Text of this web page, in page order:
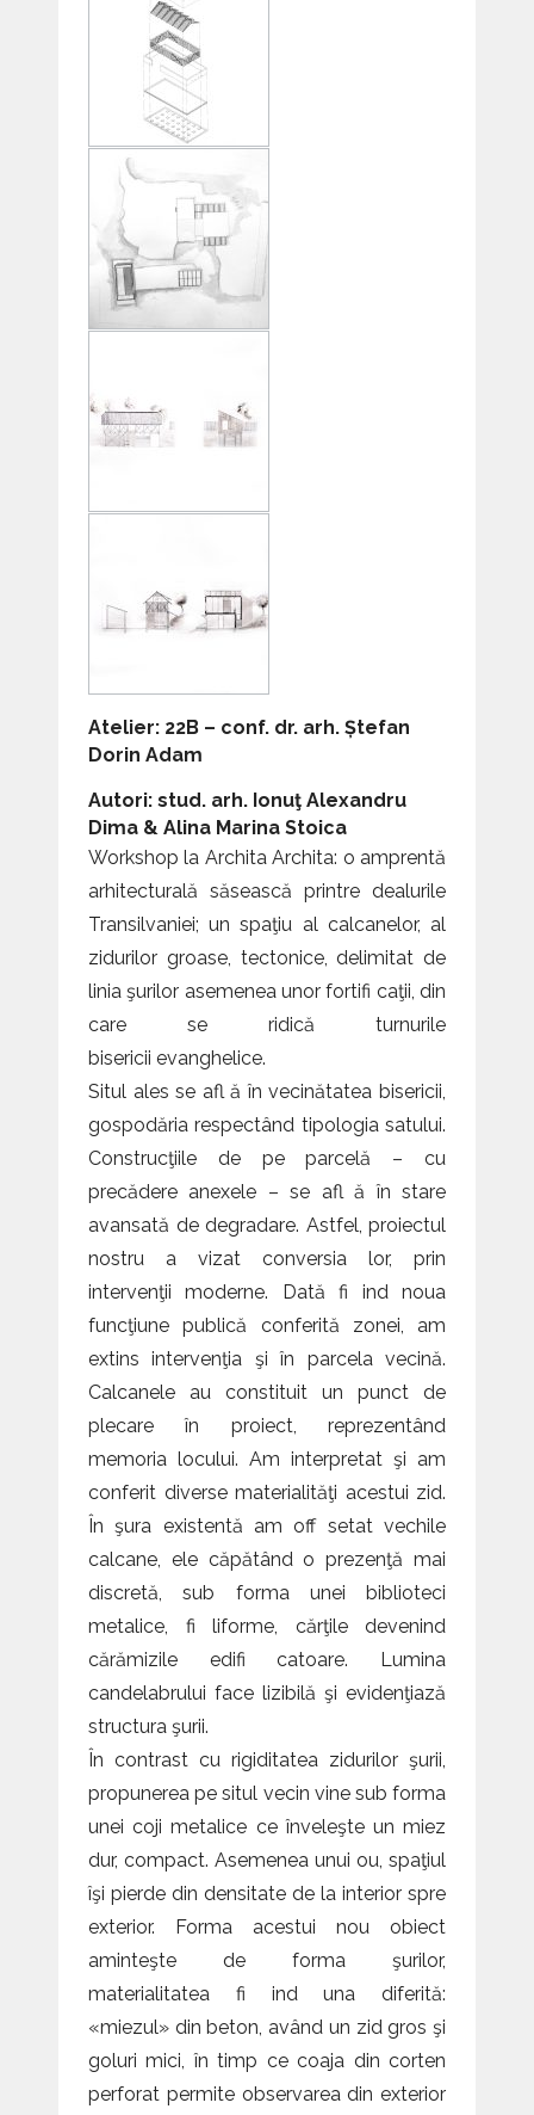
Atelier: 22B – conf. dr. arh. Ștefan
Dorin Adam
Autori: stud. arh. Ionuţ Alexandru
Dima & Alina Marina Stoica
Workshop la Archita Archita: o amprentă
arhitecturală săsească printre dealurile
Transilvaniei; un spaţiu al calcanelor, al
zidurilor groase, tectonice, delimitat de
linia şurilor asemenea unor fortifi caţii, din
care se ridică turnurile
bisericii evanghelice.
Situl ales se afl ă în vecinătatea bisericii,
gospodăria respectând tipologia satului.
Construcţiile de pe parcelă – cu
precădere anexele – se afl ă în stare
avansată de degradare. Astfel, proiectul
nostru a vizat conversia lor, prin
intervenţii moderne. Dată fi ind noua
funcţiune publică conferită zonei, am
extins intervenţia şi în parcela vecină.
Calcanele au constituit un punct de
plecare în proiect, reprezentând
memoria locului. Am interpretat şi am
conferit diverse materialităţi acestui zid.
În şura existentă am off setat vechile
calcane, ele căpătând o prezenţă mai
discretă, sub forma unei biblioteci
metalice, fi liforme, cărţile devenind
cărămizile edifi catoare. Lumina
candelabrului face lizibilă şi evidenţiază
structura şurii.
În contrast cu rigiditatea zidurilor şurii,
propunerea pe situl vecin vine sub forma
unei coji metalice ce înveleşte un miez
dur, compact. Asemenea unui ou, spaţiul
îşi pierde din densitate de la interior spre
exterior. Forma acestui nou obiect
aminteşte de forma şurilor,
materialitatea fi ind una diferită:
«miezul» din beton, având un zid gros şi
goluri mici, în timp ce coaja din corten
perforat permite observarea din exterior